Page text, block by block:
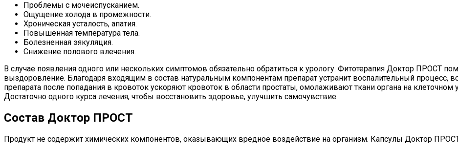
Проблемы с мочеиспусканием.
Ощущение холода в промежности.
Хроническая усталость, апатия.
Повышенная температура тела.
Болезненная эякуляция.
Снижение полового влечения.
В случае появления одного или нескольких симптомов обязательно обратиться к урологу. Фитотерапия Доктор ПРОСТ
выздоровление. Благодаря входящим в состав натуральным компонентам препарат устранит воспалительный процесс,
препарата после попадания в кровоток ускоряют кровоток в области простаты, омолаживают ткани органа на
Достаточно одного курса лечения, чтобы восстановить здоровье, улучшить самочувствие.
Состав Доктор ПРОСТ
Продукт не содержит химических компонентов, оказывающих вредное воздействие на организм. Капсулы Доктор